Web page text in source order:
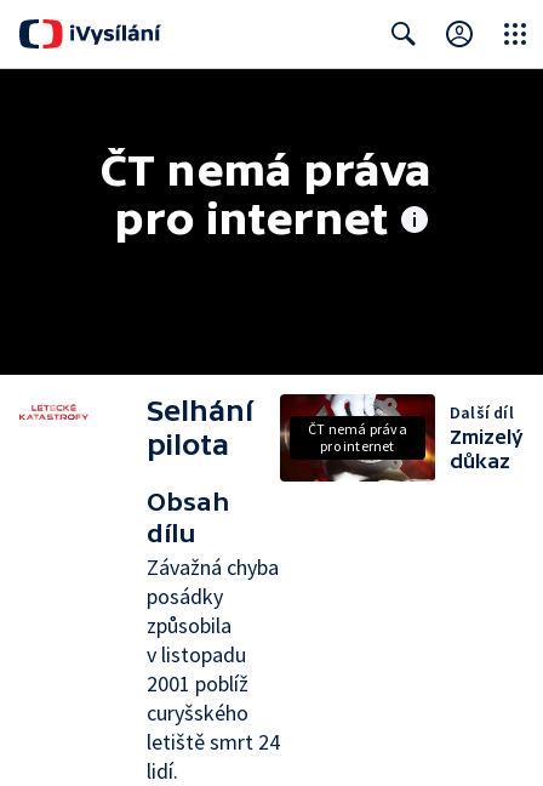
ČT nemá práva
pro internet
Selhání
pilota
Obsah
dílu
Závažná chyba
posádky
způsobila
v listopadu
2001 poblíž
curyšského
letiště smrt 24
lidí.
ČT nemá práva
pro internet
Další díl
Zmizelý
důkaz